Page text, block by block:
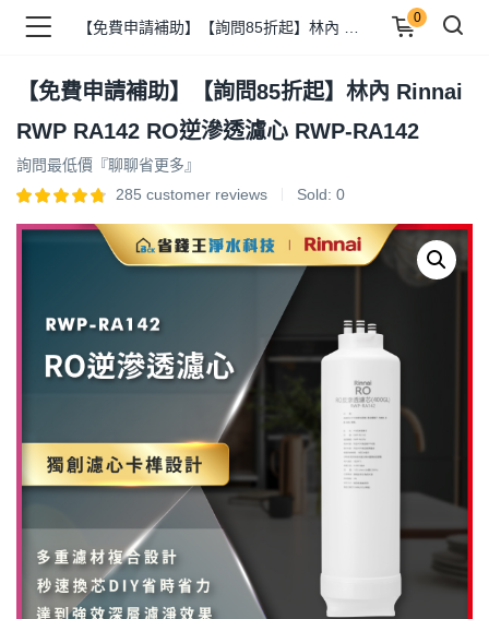
)
)
0
【免費申請補助】【詢問85折起】林內 Rinnai
RWP RA142 RO逆滲透濾心 RWP-RA142
詢問最低價『聊聊省更多』
285 customer reviews Sold: 0